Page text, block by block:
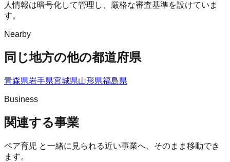
人情報は暗号化して管理し、厳格な審査基準を設けていま
す。
Nearby
同じ地方の他の都道府県
青森県岩手県宮城県山形県福島県
Business
関連する事業
ペア育児 と一緒に見られる近い事業へ、そのまま移動でき
ます。